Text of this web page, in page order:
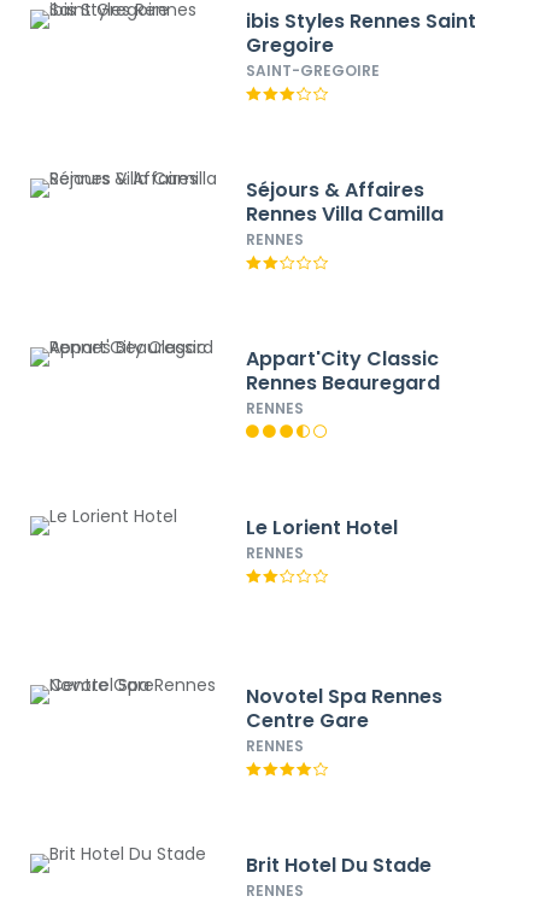
ibis Styles Rennes Saint
Gregoire
SAINT-GREGOIRE
Séjours & Affaires
Rennes Villa Camilla
RENNES
Appart'City Classic
Rennes Beauregard
RENNES
Le Lorient Hotel
RENNES
Novotel Spa Rennes
Centre Gare
RENNES
Brit Hotel Du Stade
RENNES